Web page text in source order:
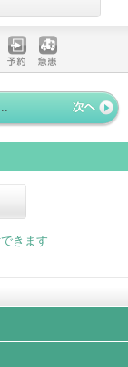
予約 急患
次ページ
»
きます